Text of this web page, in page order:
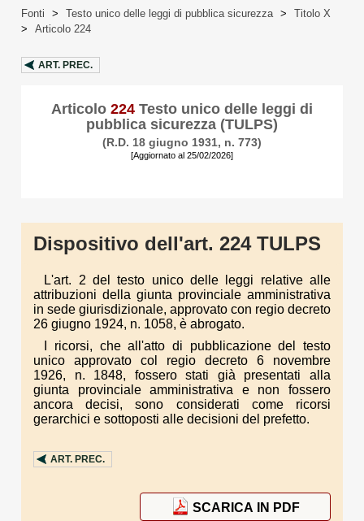
Fonti > Testo unico delle leggi di pubblica sicurezza >
Titolo X
>
Articolo 224
ART. PREC.
Articolo 224 Testo unico delle leggi di
pubblica sicurezza (TULPS)
(R.D. 18 giugno 1931, n. 773)
[Aggiornato al 25/02/2026]
Dispositivo dell'art. 224 TULPS
L'art. 2 del testo unico delle leggi relative alle
attribuzioni della giunta provinciale amministrativa
in sede giurisdizionale, approvato con regio decreto
26 giugno 1924, n. 1058, è abrogato.
I ricorsi, che all'atto di pubblicazione del testo
unico approvato col regio decreto 6 novembre
1926, n. 1848, fossero stati già presentati alla
giunta provinciale amministrativa e non fossero
ancora decisi, sono considerati come ricorsi
gerarchici e sottoposti alle decisioni del prefetto.
ART. PREC.
SCARICA IN PDF